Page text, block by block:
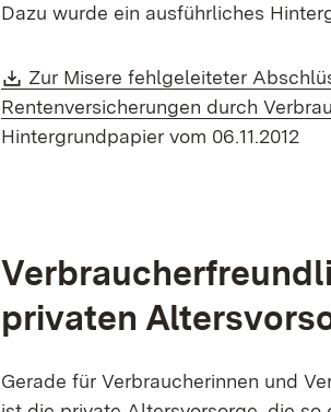
Dazu wurde ein ausführliches
Download:
Zur Misere fehlgeleiteter
Rentenversicherungen durch
Hintergrundpapier vom 06.11.2012
privaten
Gerade für Verbraucherinnen und